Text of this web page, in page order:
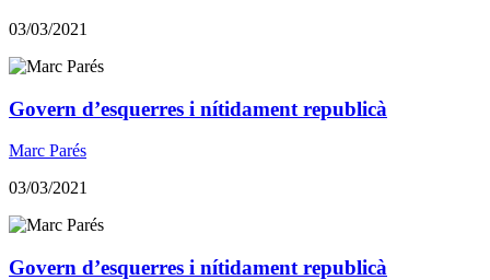
03/03/2021
Govern d’esquerres i nítidament republicà
Marc Parés
03/03/2021
Govern d’esquerres i nítidament republicà